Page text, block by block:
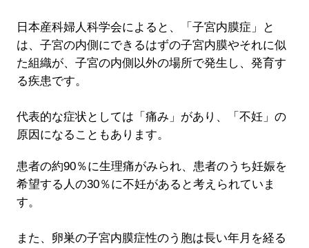
日本産科婦人科学会によると、「子宮内膜症」と
は、子宮の内側にできるはずの子宮内膜やそれに似
た組織が、子宮の内側以外の場所で発生し、発育す
る疾患です。
代表的な症状としては「痛み」があり、「不妊」の
原因になることもあります。
患者の約90％に生理痛がみられ、患者のうち妊娠を
希望する人の30％に不妊があると考えられていま
す。
また、卵巣の子宮内膜症性のう胞は長い年月を経る